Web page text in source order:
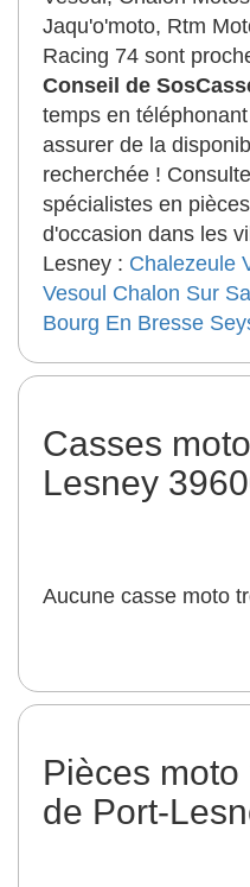
Jaqu'o'moto, Rtm
Racing 74 sont
Conseil de
temps en
assurer de la
recherchée !
spécialistes en
d'occasion dans les
Lesney : Chalezeule
Vesoul Chalon Sur
Bourg En Bresse
Casses
Lesney
Aucune casse moto
Pièces
de Port-